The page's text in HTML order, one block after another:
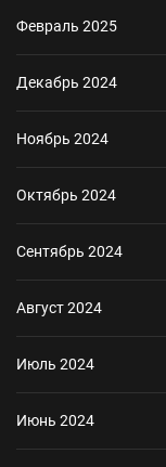
Февраль 2025
Декабрь 2024
Ноябрь 2024
Октябрь 2024
Сентябрь 2024
Август 2024
Июль 2024
Июнь 2024